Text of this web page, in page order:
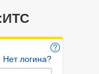
Нет логина?